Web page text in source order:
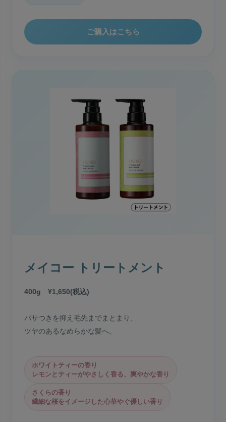
ご購入はこちら
メイコー トリートメント
400g ¥1,650(税込)
パサつきを抑え毛先までまとまり、
ツヤのあるなめらかな髪へ。
ホワイトティーの香り
レモンとティーがやさしく香る、爽やかな香り
さくらの香り
繊細な桜をイメージした心華やぐ優しい香り